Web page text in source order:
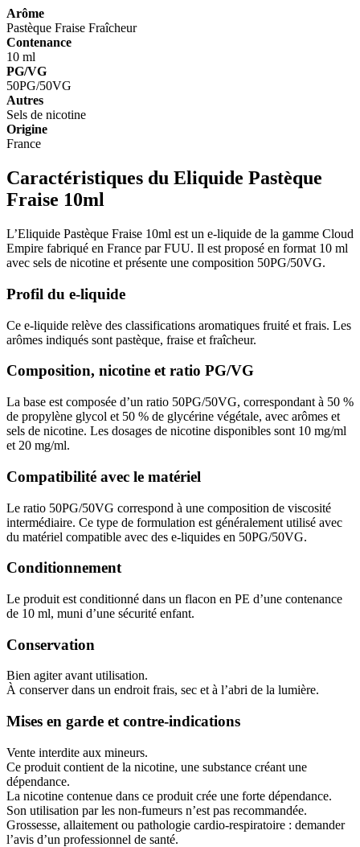
Arôme
Pastèque Fraise Fraîcheur
Contenance
10 ml
PG/VG
50PG/50VG
Autres
Sels de nicotine
Origine
France
Caractéristiques du Eliquide Pastèque
Fraise 10ml
L’Eliquide Pastèque Fraise 10ml est un e-liquide de la gamme Cloud
Empire fabriqué en France par FUU. Il est proposé en format 10 ml
avec sels de nicotine et présente une composition 50PG/50VG.
Profil du e-liquide
Ce e-liquide relève des classifications aromatiques fruité et frais. Les
arômes indiqués sont pastèque, fraise et fraîcheur.
Composition, nicotine et ratio PG/VG
La base est composée d’un ratio 50PG/50VG, correspondant à 50 %
de propylène glycol et 50 % de glycérine végétale, avec arômes et
sels de nicotine. Les dosages de nicotine disponibles sont 10 mg/ml
et 20 mg/ml.
Compatibilité avec le matériel
Le ratio 50PG/50VG correspond à une composition de viscosité
intermédiaire. Ce type de formulation est généralement utilisé avec
du matériel compatible avec des e-liquides en 50PG/50VG.
Conditionnement
Le produit est conditionné dans un flacon en PE d’une contenance
de 10 ml, muni d’une sécurité enfant.
Conservation
Bien agiter avant utilisation.
À conserver dans un endroit frais, sec et à l’abri de la lumière.
Mises en garde et contre-indications
Vente interdite aux mineurs.
Ce produit contient de la nicotine, une substance créant une
dépendance.
La nicotine contenue dans ce produit crée une forte dépendance.
Son utilisation par les non-fumeurs n’est pas recommandée.
Grossesse, allaitement ou pathologie cardio-respiratoire : demander
l’avis d’un professionnel de santé.